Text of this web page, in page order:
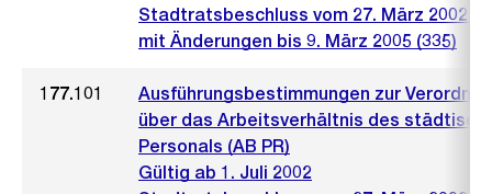
Stadtratsbeschluss vom 27. März 2002
mit Änderungen bis 9. März 2005 (335)
177.101
Ausführungsbestimmungen zur
über das Arbeitsverhältnis des
Personals (AB PR)
Gültig ab 1. Juli 2002